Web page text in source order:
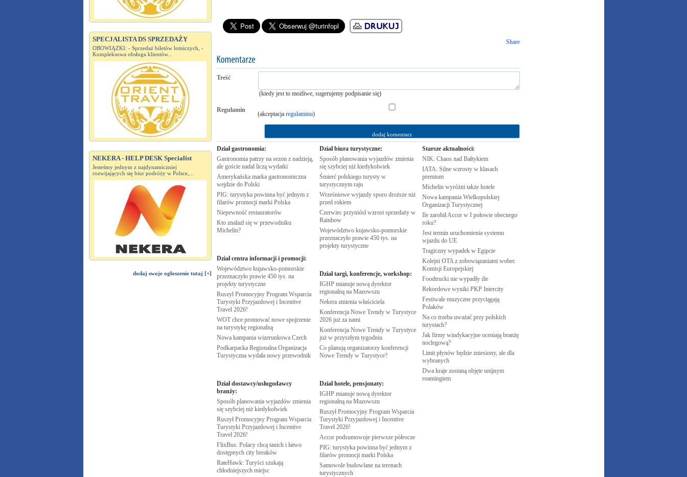
SPECJALISTA DS SPRZEDAŻY
OBOWIĄZKI: - Sprzedaż biletów lotniczych, -
Kompleksowa obsługa klientów...
NEKERA - HELP DESK Specialist
Jesteśmy jednym z najdynamiczniej
rozwijających się biur podróży w Polsce,...
dodaj swoje ogłoszenie tutaj [+]
Share
Treść
(kiedy jest to możliwe, sugerujemy podpisanie się)
Regulamin
(akceptacja regulaminu)
Dział gastronomia:
Gastronomia patrzy na sezon z nadzieją,
ale goście nadal liczą wydatki
Amerykańska marka gastronomiczna
wejdzie do Polski
PIG: turystyka powinna być jednym z
filarów promocji marki Polska
Niepewność restauratorów
Kto znalazł się w przewodniku
Michelin?
Dział centra informacji i promocji:
Województwo kujawsko-pomorskie
przeznaczyło prawie 450 tys. na
projekty turystyczne
Ruszył Promocyjny Program Wsparcia
Turystyki Przyjazdowej i Incentive
Travel 2026!
WOT chce promować nowe spojrzenie
na turystykę regionalną
Nowa kampania wizerunkowa Czech
Podkarpacka Regionalna Organizacja
Turystyczna wydała nowy przewodnik
Dział dostawcy/usługodawcy
branży:
Sposób planowania wyjazdów zmienia
się szybciej niż kiedykolwiek
Ruszył Promocyjny Program Wsparcia
Turystyki Przyjazdowej i Incentive
Travel 2026!
FlixBus: Polacy chcą tanich i łatwo
dostępnych city breaków
RateHawk: Turyści szukają
chłodniejszych miejsc
Dział biura turystyczne:
Sposób planowania wyjazdów zmienia
się szybciej niż kiedykolwiek
Śmierć polskiego turysty w
turystycznym raju
Wrześniowe wyjazdy sporo droższe niż
przed rokiem
Czerwiec przyniósł wzrost sprzedaży w
Rainbow
Województwo kujawsko-pomorskie
przeznaczyło prawie 450 tys. na
projekty turystyczne
Dział targi, konferencje, workshop:
IGHP mianuje nową dyrektor
regionalną na Mazowszu
Nekera zmienia właściciela
Konferencja Nowe Trendy w Turystyce
2026 już za nami
Konferencja Nowe Trendy w Turystyce
już w przyszłym tygodniu
Co planują organizatorzy konferencji
Nowe Trendy w Turystyce?
Dział hotele, pensjonaty:
IGHP mianuje nową dyrektor
regionalną na Mazowszu
Ruszył Promocyjny Program Wsparcia
Turystyki Przyjazdowej i Incentive
Travel 2026!
Accor podsumowuje pierwsze półrocze
PIG: turystyka powinna być jednym z
filarów promocji marki Polska
Samowole budowlane na terenach
turystycznych
Starsze aktualności:
NIK: Chaos nad Bałtykiem
IATA: Silne wzrosty w klasach
premium
Michelin wyróżni także hotele
Nowa kampania Wielkopolskiej
Organizacji Turystycznej
Ile zarobił Accor w I połowie obecnego
roku?
Jest termin uruchomienia systemu
wjazdu do UE
Tragiczny wypadek w Egipcie
Kolejni OTA z zobowiązaniami wobec
Komisji Europejskiej
Foodtrucki nie wypadły źle
Rekordowe wyniki PKP Intercity
Festiwale muzyczne przyciągają
Polaków
Na co trzeba uważać przy polskich
turystach?
Jak firmy windykacyjne oceniają branżę
noclegową?
Limit płynów będzie zniesiony, ale dla
wybranych
Dwa kraje zostaną objęte unijnym
roamingiem